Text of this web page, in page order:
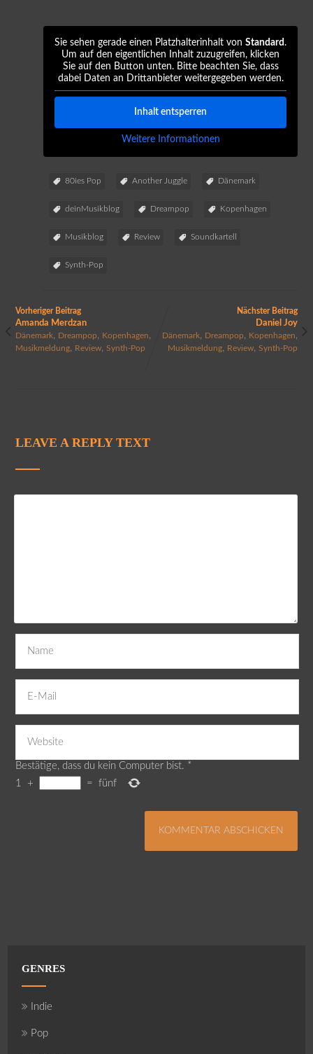
Sie sehen gerade einen Platzhalterinhalt von Standard .
Um auf den eigentlichen Inhalt zuzugreifen, klicken
Sie auf den Button unten. Bitte beachten Sie, dass
dabei Daten an Drittanbieter weitergegeben werden.
Inhalt entsperren
Weitere Informationen
80ies Pop Another Juggle Dänemark
deinMusikblog Dreampop Kopenhagen
Musikblog Review Soundkartell
Synth-Pop
Vorheriger Beitrag
Amanda Merdzan
Dänemark, Dreampop Kopenhagen
Musikmeldung, Review, Synth-Pop
Nächster Beitrag
Daniel Joy
Dänemark Dreampop Kopenhagen
Musikmeldung Review ,Synth-Pop
LEAVE A REPLY TEXT
Bestätige, dass du kein Computer bist. *
1
+ = fünf
GENRES
Indie
Pop